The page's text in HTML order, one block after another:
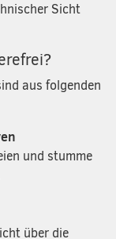
Sicht
aus folgenden
und stumme
über die